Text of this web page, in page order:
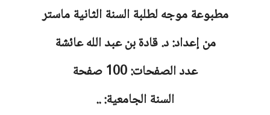
مطبوعة موجه لطلبة السنة الثانية ماستر
من إعداد: د. قادة بن عبد الله عائشة
عدد الصفحات: 100 صفحة
السنة الجامعية: ..